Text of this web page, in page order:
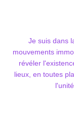
Je suis dans
mouvements
révéler
lieux, en toutes